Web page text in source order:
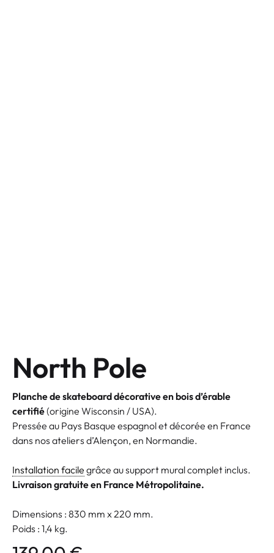
North Pole
Planche de skateboard décorative en bois d’érable
certifié(origine Wisconsin / USA).
Pressée au Pays Basque espagnol et décorée en France
dans nos ateliers d’Alençon, en Normandie.
Installation facile grâce au support mural complet inclus.
Livraison gratuite en France Métropolitaine.
Dimensions : 830 mm x 220 mm.
Poids : 1,4 kg.